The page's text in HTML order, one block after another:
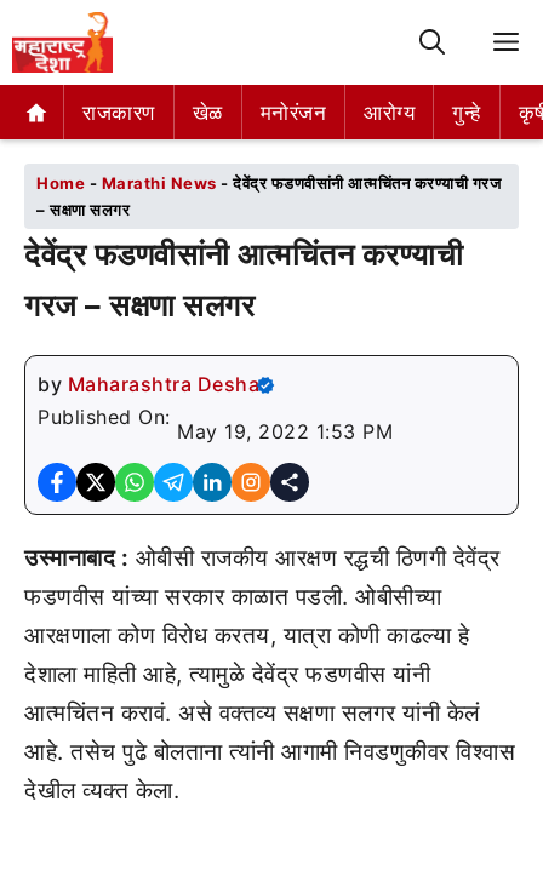
राजकारण खेळ मनोरंजन आरोग्य गुन्हे
राजकारण खेळ मनोरंजन आरोग्य गुन्हे
Home - Marathi News -देवेंद्र फडणवीसांनी आत्मचिंतन करण्याची गरज
– सक्षणा सलगर
देवेंद्र फडणवीसांनी आत्मचिंतन करण्याची
गरज – सक्षणा सलगर
by Maharashtra Desha
Published On:
May 19, 2022 1:53 PM
उस्मानाबाद : ओबीसी राजकीय आरक्षण रद्धची ठिणगी देवेंद्र
फडणवीस यांच्या सरकार काळात पडली. ओबीसीच्या
आरक्षणाला कोण विरोध करतय, यात्रा कोणी काढल्या हे
देशाला माहिती आहे, त्यामुळे देवेंद्र फडणवीस यांनी
आत्मचिंतन करावं. असे वक्तव्य सक्षणा सलगर यांनी केलं
आहे. तसेच पुढे बोलताना त्यांनी आगामी निवडणुकीवर विश्वास
देखील व्यक्त केला.